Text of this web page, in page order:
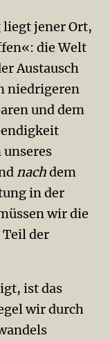
jener Ort,
die Welt
Austausch
niedrigeren
und dem
unseres
nachdem
in der
wir die
der
ist das
wir durch